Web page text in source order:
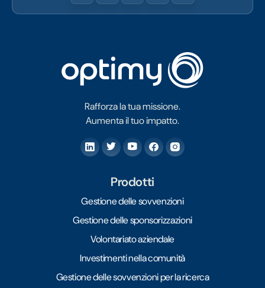
Rafforza la tua missione.
Aumenta il tuo impatto.
Prodotti
Gestione delle sovvenzioni
Gestione delle sponsorizzazioni
Volontariato aziendale
Investimenti nella comunità
Gestione delle sovvenzioni per la ricerca